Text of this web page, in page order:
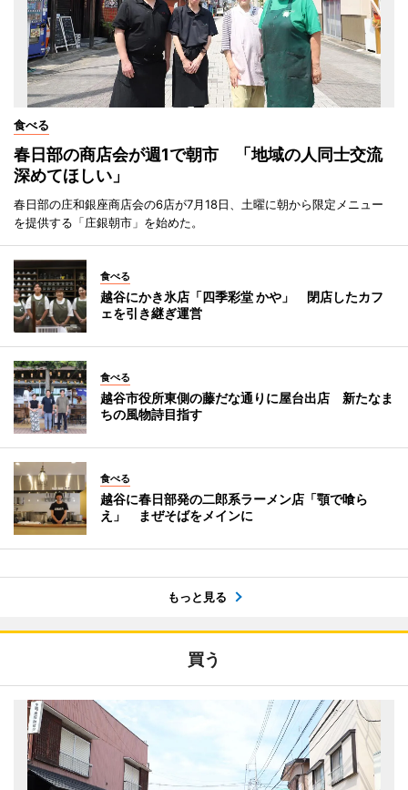
食べる
春日部の商店会が週1で朝市 「地域の人同士交流
深めてほしい」
春日部の庄和銀座商店会の6店が7月18日、土曜に朝から限定メニュー
を提供する「庄銀朝市」を始めた。
食べる
越谷にかき氷店「四季彩堂 かや」 閉店したカフ
ェを引き継ぎ運営
食べる
越谷市役所東側の藤だな通りに屋台出店 新たなま
ちの風物詩目指す
食べる
越谷に春日部発の二郎系ラーメン店「顎で喰ら
え」 まぜそばをメインに
もっと見る
買う